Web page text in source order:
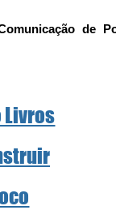
de
Livros